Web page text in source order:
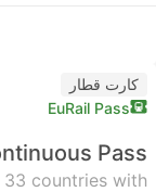
کارت قطار
EuRail Pass
Pass
countries with